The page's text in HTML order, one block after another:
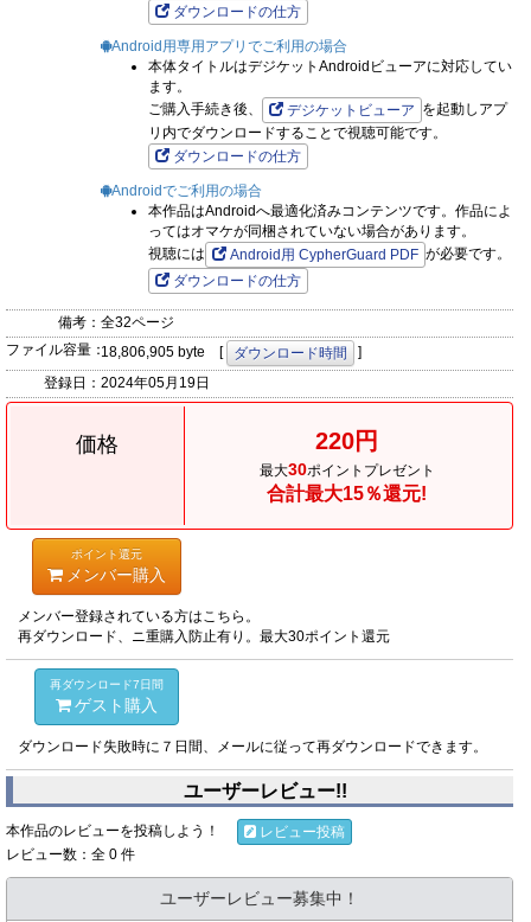
ダウンロードの仕方
Android用専用アプリでご利用の場合
本体タイトルはデジケットAndroidビューアに対応してい
ます。
ご購入手続き後、
デジケットビューア を起動しアプ
リ内でダウンロードすることで視聴可能です。
ダウンロードの仕方
Androidでご利用の場合
本作品はAndroidへ最適化済みコンテンツです。作品によ
ってはオマケが同梱されていない場合があります。
視聴には
Android用 CypherGuard PDF が必要です。
ダウンロードの仕方
備考： 全32ページ
ファイル容量：18,806,905 byte [ ダウンロード時間
]
登録日： 2024年05月19日
価格 220円
最大30ポイントプレゼント
合計最大15％還元!
ポイント還元
メンバー購入
メンバー登録されている方はこちら。
再ダウンロード、ニ重購入防止有り。最大30ポイント還元
再ダウンロード7日間
ゲスト購入
ダウンロード失敗時に７日間、メールに従って再ダウンロードできます。
ユーザーレビュー!!
本作品のレビューを投稿しよう！
レビュー投稿
レビュー数：全 0 件
ユーザーレビュー募集中！